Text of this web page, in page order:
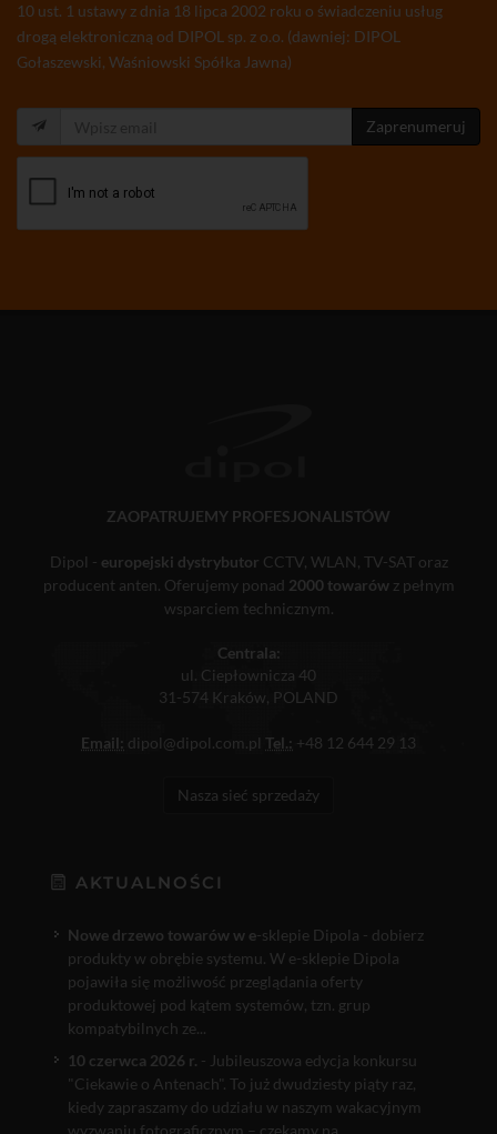
10 ust. 1 ustawy z dnia 18 lipca 2002 roku o świadczeniu usług
drogą elektroniczną od DIPOL sp. z o.o. (dawniej: DIPOL
Gołaszewski, Waśniowski Spółka Jawna)
Zaprenumeruj
ZAOPATRUJEMY PROFESJONALISTÓW
Dipol - europejski dystrybutor CCTV, WLAN, TV-SAT oraz
producent anten. Oferujemy ponad 2000 towarówz pełnym
wsparciem technicznym.
Centrala:
ul. Ciepłownicza 40
31-574 Kraków, POLAND
Email: dipol@dipol.com.pl Tel.: +48 12 644 29 13
Nasza sieć sprzedaży
AKTUALNOŚCI
Nowe drzewo towarów w e-sklepie Dipola - dobierz
produkty w obrębie systemu. W e-sklepie Dipola
pojawiła się możliwość przeglądania oferty
produktowej pod kątem systemów, tzn. grup
kompatybilnych ze...
10 czerwca 2026 r. - Jubileuszowa edycja konkursu
"Ciekawie o Antenach". To już dwudziesty piąty raz,
kiedy zapraszamy do udziału w naszym wakacyjnym